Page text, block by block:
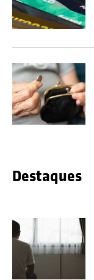
Destaques